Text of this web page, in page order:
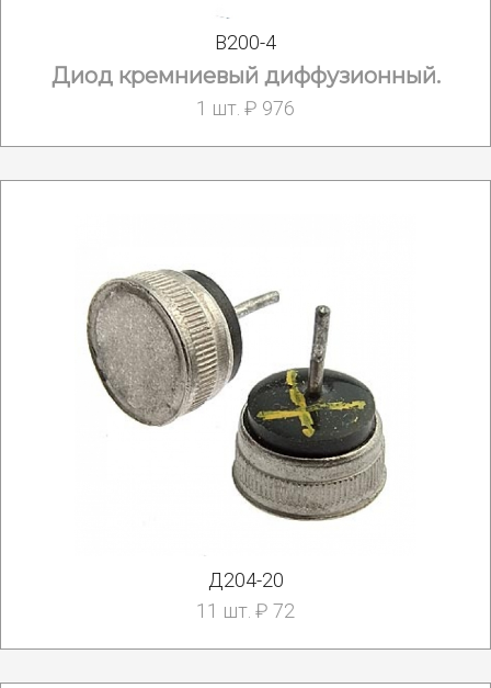
В200-4
Диод кремниевый диффузионный.
1 шт. ₽ 976
Д204-20
11 шт. ₽ 72